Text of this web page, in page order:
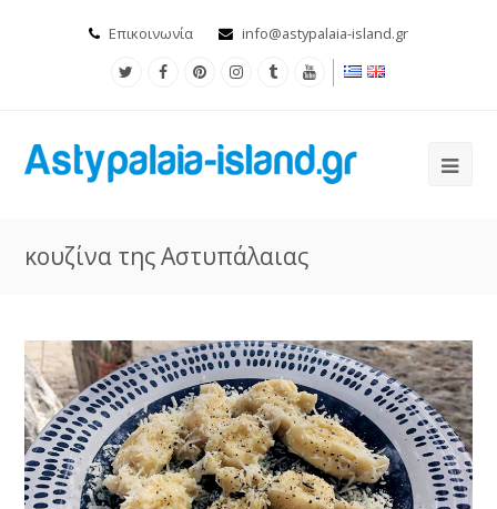
Επικοινωνία info@astypalaia-island.gr
κουζίνα της Αστυπάλαιας